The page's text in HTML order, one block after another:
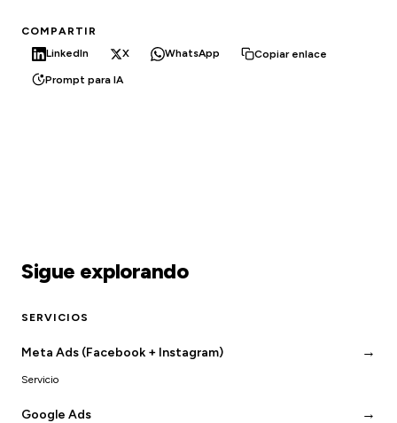
COMPARTIR
LinkedIn
X WhatsApp Copiar enlace
Prompt para IA
Sigue explorando
SERVICIOS
Meta Ads (Facebook + Instagram)
Servicio
→
Google Ads →